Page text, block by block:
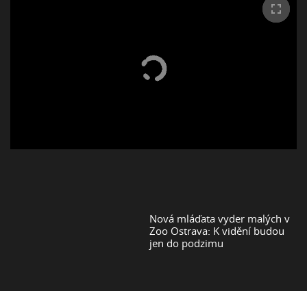
Nová mláďata vyder malých v
Zoo Ostrava: K vidění budou
jen do podzimu